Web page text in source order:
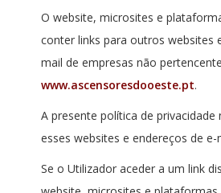
O website, microsites e
conter links para outros websites
mail de empresas não
www.ascensoresdooeste.pt.
A presente política de privacidade
esses websites e endereços de e-
Se o Utilizador aceder a um link